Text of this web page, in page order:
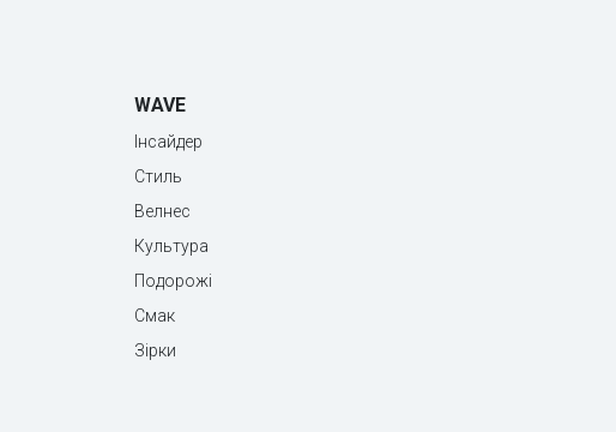
WAVE
Інсайдер
Стиль
Велнес
Культура
Подорожі
Смак
Зірки